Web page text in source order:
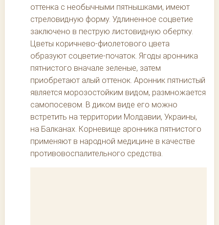
оттенка с необычными пятнышками, имеют
стреловидную форму. Удлиненное соцветие
заключено в пеструю листовидную обертку.
Цветы коричнево-фиолетового цвета
образуют соцветие-початок. Ягоды аронника
пятнистого вначале зеленые, затем
приобретают алый оттенок. Аронник пятнистый
является морозостойким видом, размножается
самопосевом. В диком виде его можно
встретить на территории Молдавии, Украины,
на Балканах. Корневище аронника пятнистого
применяют в народной медицине в качестве
противовоспалительного средства.